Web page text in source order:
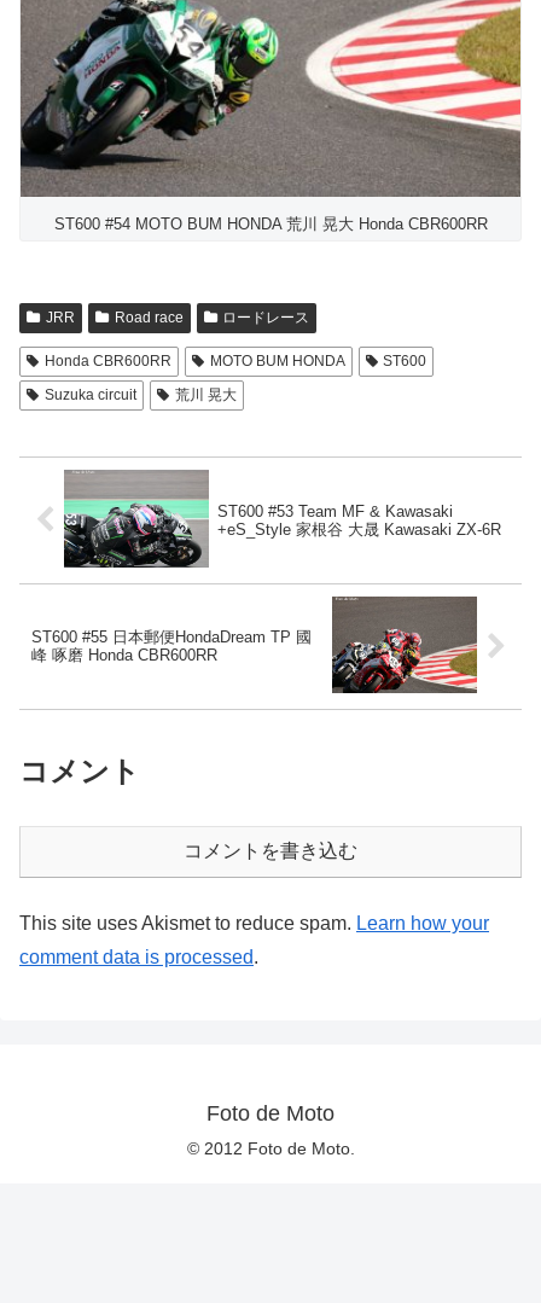
ST600 #54 MOTO BUM HONDA 荒川 晃大 Honda CBR600RR
JRR Road race ロードレース
Honda CBR600RR MOTO BUM HONDA
ST600
Suzuka circuit
荒川 晃大
ST600 #53 Team MF & Kawasaki
+eS_Style 家根谷 大晟 Kawasaki ZX-6R
ST600 #55 日本郵便HondaDream TP 國
峰 啄磨 Honda CBR600RR
コメント
コメントを書き込む
This site uses Akismet to reduce spam. Learn how your
comment data is processed.
Foto de Moto
© 2012 Foto de Moto.